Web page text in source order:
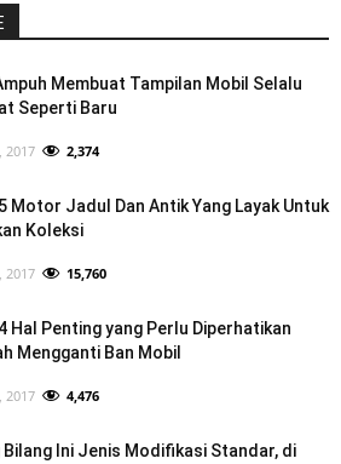
Membuat Tampilan Mobil Selalu
Seperti Baru
2017 2,374
Motor Jadul Dan Antik Yang Layak Untuk
Koleksi
2017 15,760
Hal Penting yang Perlu Diperhatikan
Mengganti Ban Mobil
2017 4,476
Bilang Ini Jenis Modifikasi Standar, di